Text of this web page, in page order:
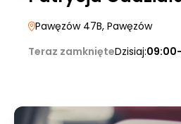
Pawęzów 47B, Pawęzów
Teraz zamknięteDzisiaj: